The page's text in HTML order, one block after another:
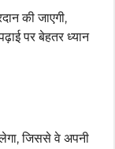
की जाएगी,
पर बेहतर ध्यान
जिससे वे अपनी